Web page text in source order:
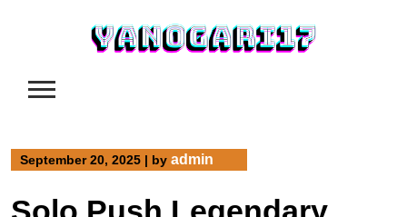
September 20, 2025 | by admin